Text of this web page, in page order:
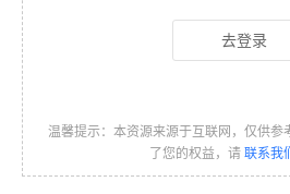
去登录
温馨提示：本资源来源于互联网，仅供参
了您的权益，请 联系我们